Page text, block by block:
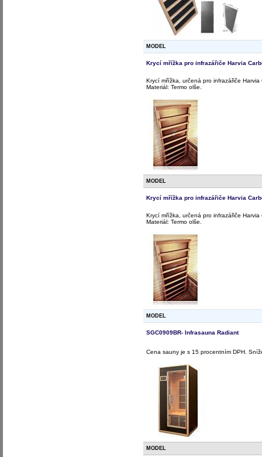
MODEL
Krycí mřížka pro infrazářiče Harvia
Krycí mřížka, určená pro infrazářiče
Materiál: Termo olše.
MODEL
Krycí mřížka pro infrazářiče Harvia
Krycí mřížka, určená pro infrazářiče
Materiál: Termo olše.
MODEL
SGC0909BR- Infrasauna Radiant
Cena sauny je s 15 procentním DPH.
MODEL